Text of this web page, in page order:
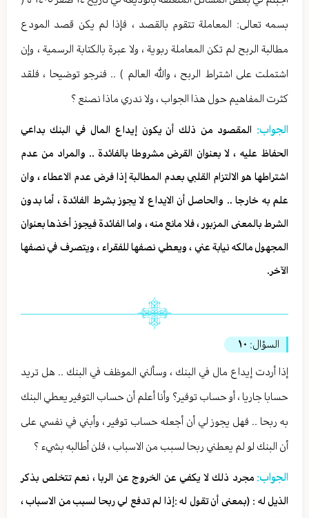
بسمه تعالى: المعاملة تتقوم بالقصد ، فإذا لم يكن قصد المودع
مطالبة الربح لم تكن المعاملة ربوية ، ولا عبرة بالكتابة الرسمية ، وإن
اشتملت على اشتراط الربح ، والله العالم ) .. فنرجو توضيحا ، فلقد
كثرت المفاهيم حول هذا الجواب ، ولا ندري ماذا نصنع ؟
الجواب: المقصود من ذلك أن يكون إيداع المال في البنك بداعي
الحفاظ عليه ، لا بعنوان القرض مشروطا بالفائدة .. والمراد من عدم
اشتراطها هو الالتزام القلبي بعدم المطالبة إذا فرض عدم الاعطاء ، وان
علم به خارجا .. والحاصل أن الايداع لا يجوز بشرط الفائدة ، أما بدون
الشرط بالمعنى المزبور ، فلا مانع منه ، واما الفائدة فيجوز أخذها بعنوان
المجهول مالكه نيابة عني ، ويعطي نصفها للفقراء ، ويتصرف في نصفها
الآخر.
السؤال: ١٠
إذا أردت إيداع مال في البنك ، وسألني الموظف في البنك .. هل تريد
حسابا جاريا ، أو حساب توفير؟ وأنا أعلم أن حساب التوفير يعطي البنك
به ربحا .. فهل يجوز لي أن أجعله حساب توفير ، وأبني في نفسي على
أن البنك لو لم يعطني ربحا لسبب من الاسباب ، فلن أطالبه بشيء ؟
الجواب:مجرد ذلك لا يكفي عن الخروج عن الربا ، نعم تتخلص بذكر
الذيل له : (بمعنى أن تقول له :إذا لم تدفع لي ربحا لسبب من الاسباب ،